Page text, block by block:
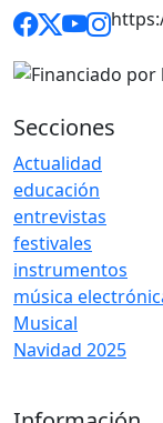
Secciones
Actualidad
educación
entrevistas
festivales
instrumentos
música
Musical
Navidad 2025